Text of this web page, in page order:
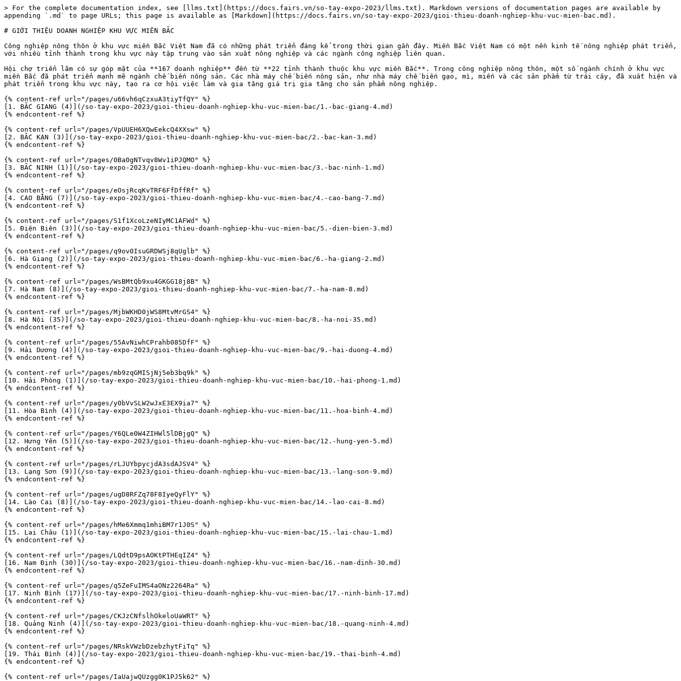
> For the complete documentation index, see [llms.txt](https://docs.fairs.vn/so-tay-expo-2023/llms.txt). Markdown versions of documentation pages are available by
appending `.md` to page URLs; this page is available as [Markdown](https://docs.fairs.vn/so-tay-expo-2023/gioi-thieu-doanh-nghiep-khu-vuc-mien-bac.md).
# GIỚI THIỆU DOANH NGHIỆP KHU VỰC MIỀN BẮC
Công nghiệp nông thôn ở khu vực miền Bắc Việt Nam đã có những phát triển đáng kể trong thời gian gần đây. Miền Bắc Việt Nam có một nền kinh tế nông nghiệp phát triển,
với nhiều tỉnh thành trong khu vực này tập trung vào sản xuất nông nghiệp và các ngành công nghiệp liên quan.
Hội chợ triển lãm có sự góp mặt của **167 doanh nghiệp** đến từ **22 tỉnh thành thuộc khu vực miền Bắc**. Trong công nghiệp nông thôn, một số ngành chính ở khu vực
miền Bắc đã phát triển mạnh mẽ ngành chế biến nông sản. Các nhà máy chế biến nông sản, như nhà máy chế biến gạo, mì, miến và các sản phẩm từ trái cây, đã xuất hiện và
phát triển trong khu vực này, tạo ra cơ hội việc làm và gia tăng giá trị gia tăng cho sản phẩm nông nghiệp.
{% content-ref url="/pages/u66vh6qCzxuA3tiyTfQY" %}
[1. BẮC GIANG (4)](/so-tay-expo-2023/gioi-thieu-doanh-nghiep-khu-vuc-mien-bac/1.-bac-giang-4.md)
{% endcontent-ref %}
{% content-ref url="/pages/VpUUEH6XQwEekcQ4XXsw" %}
[2. BẮC KẠN (3)](/so-tay-expo-2023/gioi-thieu-doanh-nghiep-khu-vuc-mien-bac/2.-bac-kan-3.md)
{% endcontent-ref %}
{% content-ref url="/pages/0Ba0gNTvqv8Wv1iPJQMO" %}
[3. BẮC NINH (1)](/so-tay-expo-2023/gioi-thieu-doanh-nghiep-khu-vuc-mien-bac/3.-bac-ninh-1.md)
{% endcontent-ref %}
{% content-ref url="/pages/eOsjRcqKvTRF6FfDffRf" %}
[4. CAO BẰNG (7)](/so-tay-expo-2023/gioi-thieu-doanh-nghiep-khu-vuc-mien-bac/4.-cao-bang-7.md)
{% endcontent-ref %}
{% content-ref url="/pages/S1f1XcoLzeNIyMC1AFWd" %}
[5. Điện Biên (3)](/so-tay-expo-2023/gioi-thieu-doanh-nghiep-khu-vuc-mien-bac/5.-dien-bien-3.md)
{% endcontent-ref %}
{% content-ref url="/pages/q9ov0IsuGRDWSj8qUglb" %}
[6. Hà Giang (2)](/so-tay-expo-2023/gioi-thieu-doanh-nghiep-khu-vuc-mien-bac/6.-ha-giang-2.md)
{% endcontent-ref %}
{% content-ref url="/pages/WsBMtQb9xu4GKGG18j8B" %}
[7. Hà Nam (8)](/so-tay-expo-2023/gioi-thieu-doanh-nghiep-khu-vuc-mien-bac/7.-ha-nam-8.md)
{% endcontent-ref %}
{% content-ref url="/pages/MjbWKHD0jWS8MtvMrGS4" %}
[8. Hà Nội (35)](/so-tay-expo-2023/gioi-thieu-doanh-nghiep-khu-vuc-mien-bac/8.-ha-noi-35.md)
{% endcontent-ref %}
{% content-ref url="/pages/55AvNiwhCPrahb085DfF" %}
[9. Hải Dương (4)](/so-tay-expo-2023/gioi-thieu-doanh-nghiep-khu-vuc-mien-bac/9.-hai-duong-4.md)
{% endcontent-ref %}
{% content-ref url="/pages/mb9zqGMISjNj5eb3bq9k" %}
[10. Hải Phòng (1)](/so-tay-expo-2023/gioi-thieu-doanh-nghiep-khu-vuc-mien-bac/10.-hai-phong-1.md)
{% endcontent-ref %}
{% content-ref url="/pages/y0bVvSLW2wJxE3EX9ia7" %}
[11. Hòa Bình (4)](/so-tay-expo-2023/gioi-thieu-doanh-nghiep-khu-vuc-mien-bac/11.-hoa-binh-4.md)
{% endcontent-ref %}
{% content-ref url="/pages/Y6QLe0W4ZIHWl5lDBjgQ" %}
[12. Hưng Yên (5)](/so-tay-expo-2023/gioi-thieu-doanh-nghiep-khu-vuc-mien-bac/12.-hung-yen-5.md)
{% endcontent-ref %}
{% content-ref url="/pages/rLJUYbpycjdA3sdAJSV4" %}
[13. Lạng Sơn (9)](/so-tay-expo-2023/gioi-thieu-doanh-nghiep-khu-vuc-mien-bac/13.-lang-son-9.md)
{% endcontent-ref %}
{% content-ref url="/pages/ugD8RFZq78F8IyeQyFlY" %}
[14. Lào Cai (8)](/so-tay-expo-2023/gioi-thieu-doanh-nghiep-khu-vuc-mien-bac/14.-lao-cai-8.md)
{% endcontent-ref %}
{% content-ref url="/pages/hMe6Xmmq1mhiBM7r1J0S" %}
[15. Lai Châu (1)](/so-tay-expo-2023/gioi-thieu-doanh-nghiep-khu-vuc-mien-bac/15.-lai-chau-1.md)
{% endcontent-ref %}
{% content-ref url="/pages/LQdtD9psAOKtPTHEqIZ4" %}
[16. Nam Định (30)](/so-tay-expo-2023/gioi-thieu-doanh-nghiep-khu-vuc-mien-bac/16.-nam-dinh-30.md)
{% endcontent-ref %}
{% content-ref url="/pages/q5ZeFuIMS4aONz2264Ra" %}
[17. Ninh Bình (17)](/so-tay-expo-2023/gioi-thieu-doanh-nghiep-khu-vuc-mien-bac/17.-ninh-binh-17.md)
{% endcontent-ref %}
{% content-ref url="/pages/CKJzCNfslhOkeloUaWRT" %}
[18. Quảng Ninh (4)](/so-tay-expo-2023/gioi-thieu-doanh-nghiep-khu-vuc-mien-bac/18.-quang-ninh-4.md)
{% endcontent-ref %}
{% content-ref url="/pages/NRskVWzbDzebzhytFiTq" %}
[19. Thái Bình (4)](/so-tay-expo-2023/gioi-thieu-doanh-nghiep-khu-vuc-mien-bac/19.-thai-binh-4.md)
{% endcontent-ref %}
{% content-ref url="/pages/IaUajwQUzgg0K1PJ5k62" %}